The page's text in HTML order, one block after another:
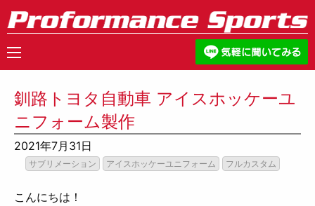
釧路トヨタ自動車 アイスホッケーユ
ニフォーム製作
2021年7月31日
サブリメーション アイスホッケーユニフォーム フルカスタム
こんにちは！